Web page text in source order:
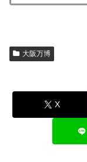
大阪万博
X